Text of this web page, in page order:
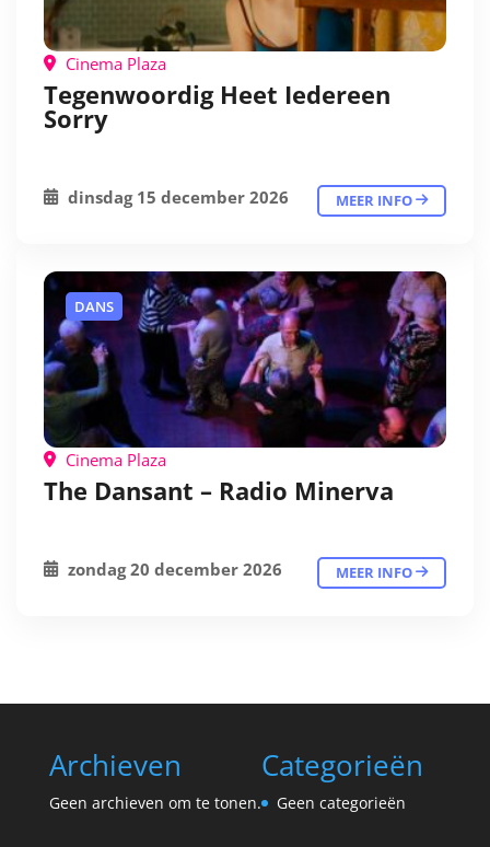
Cinema Plaza
Tegenwoordig Heet Iedereen
Sorry
dinsdag 15 december 2026 MEER INFO
DANS
Cinema Plaza
The Dansant – Radio Minerva
zondag 20 december 2026 MEER INFO
Archieven
Geen archieven om te tonen.
Categorieën
Geen categorieën